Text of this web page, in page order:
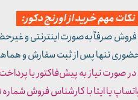
مهم خرید از اورنج دکور:
صرفاً به‌صورت اینترنتی و
تنها پس از ثبت سفارش و
صورت نیاز به پیش‌فاکتور یا
یا ایتا با کارشناس فروش شماره ۱ تماس بگیرید.